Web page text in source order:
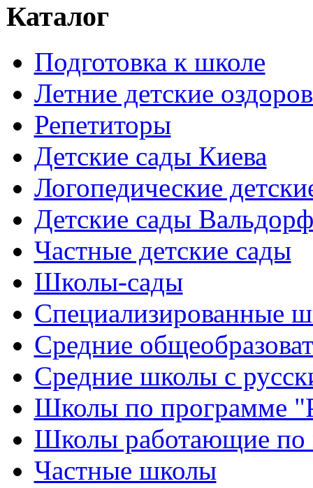
Каталог
Подготовка к школе
Летние детские
Репетиторы
Детские сады Киева
Логопедические
Детские сады
Частные детские сады
Школы-сады
Cпециализированные
Cредние
Средние школы с
Школы по программе
Школы работающие по
Частные школы